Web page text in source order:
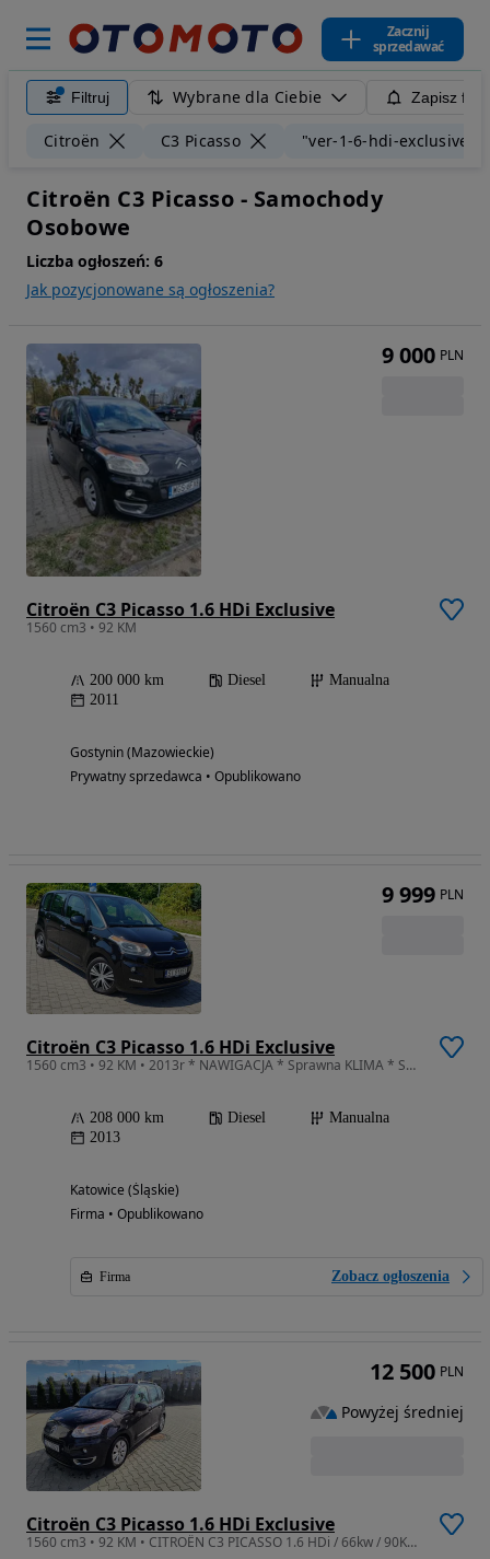
Zacznij
sprzedawać
Filtruj Wybrane dla Ciebie Zapisz
Citroën C3 Picasso "ver-1-6-hdi-exclusive"
Citroën C3 Picasso - Samochody
Osobowe
Liczba ogłoszeń: 6
Jak pozycjonowane są ogłoszenia?
Citroën C3 Picasso 1.6 HDi Exclusive
1560 cm3 • 92 KM
200 000 km Diesel
Manualna
2011
Gostynin (Mazowieckie)
Prywatny sprzedawca • Opublikowano
9 000 PLN
Citroën C3 Picasso 1.6 HDi Exclusive
1560 cm3 • 92 KM • 2013r * NAWIGACJA * Sprawna KLIMA * Super Stan * 2013r
208 000 km Diesel
Manualna
2013
Katowice (Śląskie)
Firma • Opublikowano
Firma Zobacz ogłoszenia
9 999 PLN
Citroën C3 Picasso 1.6 HDi Exclusive
1560 cm3 • 92 KM • CITROËN C3 PICASSO 1.6 HDi / 66kw / 90KM / 250tys
12 500 PLN
Powyżej średniej